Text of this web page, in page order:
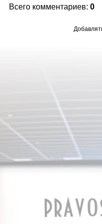
Всего комментариев: 0